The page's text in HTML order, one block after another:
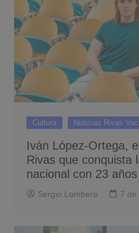
Cultura Noticias Rivas
Iván López-Ortega,
Rivas que conquista
nacional con 23 años
Sergio Lombera 7 de